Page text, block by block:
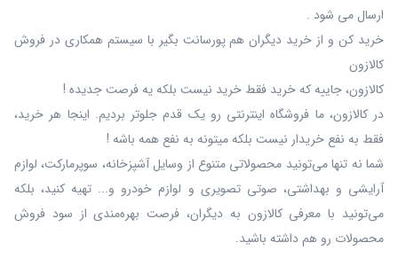
ارسال می شود .
خرید کن و از خرید دیگران هم پورسانت بگیر با سیستم همکاری در فروش
کالازون
کالازون، جاییه که خرید فقط خرید نیست بلکه یه فرصت جدیده !
در کالازون، ما فروشگاه اینترنتی رو یک قدم جلوتر بردیم. اینجا هر خرید،
فقط به نفع خریدار نیست بلکه میتونه به نفع همه باشه !
شما نه‌ تنها می‌تونید محصولاتی متنوع از وسایل آشپزخانه، سوپرمارکت، لوازم
آرایشی و بهداشتی، صوتی تصویری و لوازم خودرو و... تهیه کنید، بلکه
می‌تونید با معرفی کالازون به دیگران، فرصت بهره‌مندی از سود فروش
محصولات رو هم داشته باشید.